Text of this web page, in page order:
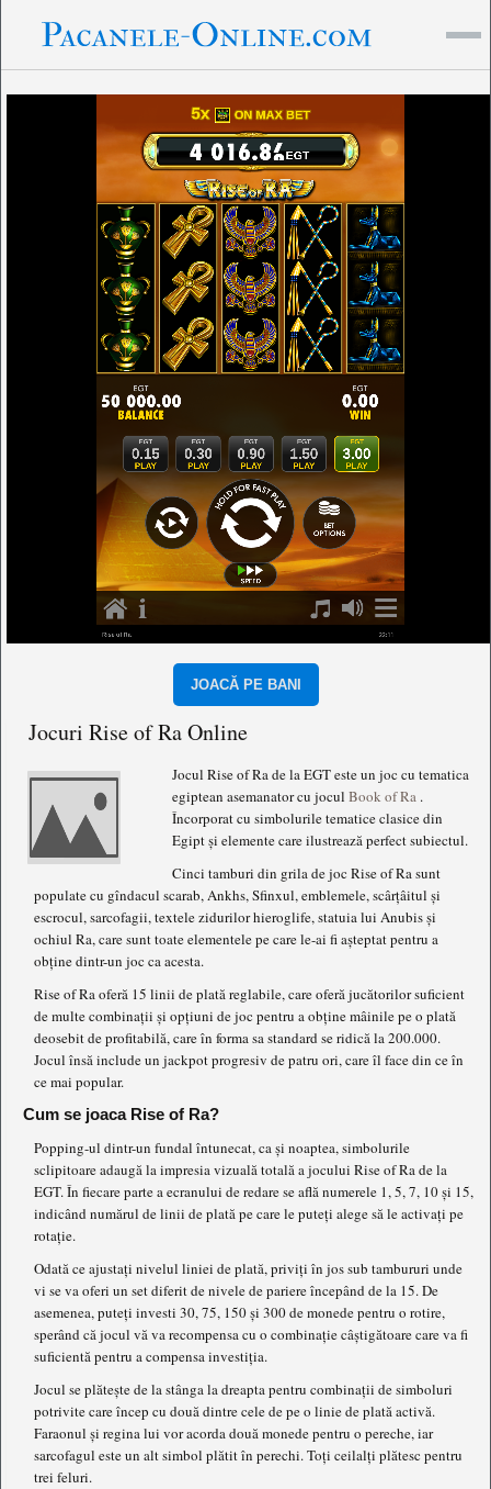
JOACĂ PE BANI
Jocuri Rise of Ra Online
Jocul Rise of Ra de la EGT este un joc cu tematica
egiptean asemanator cu joculBook of Ra .
Încorporat cu simbolurile tematice clasice din
Egipt și elemente care ilustrează perfect subiectul.
Cinci tamburi din grila de joc Rise of Ra sunt
populate cu gîndacul scarab, Ankhs, Sfinxul, emblemele, scârțâitul și
escrocul, sarcofagii, textele zidurilor hieroglife, statuia lui Anubis și
ochiul Ra, care sunt toate elementele pe care le-ai fi așteptat pentru a
obține dintr-un joc ca acesta.
Rise of Ra oferă 15 linii de plată reglabile, care oferă jucătorilor suficient
de multe combinații și opțiuni de joc pentru a obține mâinile pe o plată
deosebit de profitabilă, care în forma sa standard se ridică la 200.000.
Jocul însă include un jackpot progresiv de patru ori, care îl face din ce în
ce mai popular.
Cum se joaca Rise of Ra?
Popping-ul dintr-un fundal întunecat, ca și noaptea, simbolurile
sclipitoare adaugă la impresia vizuală totală a jocului Rise of Ra de la
EGT. În fiecare parte a ecranului de redare se află numerele 1, 5, 7, 10 și 15,
indicând numărul de linii de plată pe care le puteți alege să le activați pe
rotație.
Odată ce ajustați nivelul liniei de plată, priviți în jos sub tambururi unde
vi se va oferi un set diferit de nivele de pariere începând de la 15. De
asemenea, puteți investi 30, 75, 150 și 300 de monede pentru o rotire,
sperând că jocul vă va recompensa cu o combinație câștigătoare care va fi
suficientă pentru a compensa investiția.
Jocul se plătește de la stânga la dreapta pentru combinații de simboluri
potrivite care încep cu două dintre cele de pe o linie de plată activă.
Faraonul și regina lui vor acorda două monede pentru o pereche, iar
sarcofagul este un alt simbol plătit în perechi. Toți ceilalți plătesc pentru
trei feluri.